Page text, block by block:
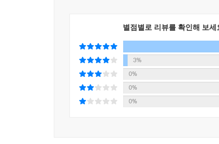
사람이 돈을 어떻게 사용하는지, 즉 어떻게 돈을
볼 수 있다. 돈이 인생의 주목적으로 여겨져서는
과 사회적 복지를 얻는 수단으로써 대표적인 역할
절약은 돈을 우상화하지 않고 그저 유용한 수단
가슴에 담지 마라.” 절약은 분별력의 딸이자 절제
별점별로 리뷰를 확인해 보세
3%
0%
0%
0%